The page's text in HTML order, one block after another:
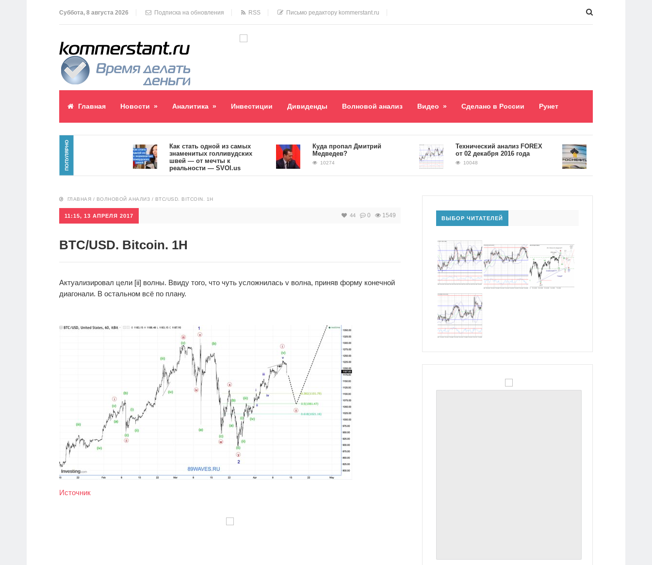
Суббота, 8 августа 2026 Подписка на обновления RSS Письмо редактору kommerstant.ru
Главная Новости » Аналитика » Инвестиции Дивиденды Волновой анализ Видео » Сделано в России Рунет
ПОПУЛЯРНО
Как стать одной из самых
знаменитых голливудских
швей — от мечты к
реальности — SVOI.us
10557
Куда пропал Дмитрий
Медведев?
10274
​Технический анализ FOREX
от 02 декабря 2016 года
10048
Долг «Роснефти»
5,2 триллиона рублей
ГЛАВНАЯ / ВОЛНОВОЙ АНАЛИЗ / BTC/USD. BITCOIN. 1H
11:15, 13 АПРЕЛЯ 2017 44 0 1549
BTC/USD. Bitcoin. 1H
Актуализировал цели [ii] волны. Ввиду того, что чуть усложнилась v волна, приняв форму конечной
диагонали. В остальном всё по плану.
Источник
ВЫБОР ЧИТАТЕЛЕЙ